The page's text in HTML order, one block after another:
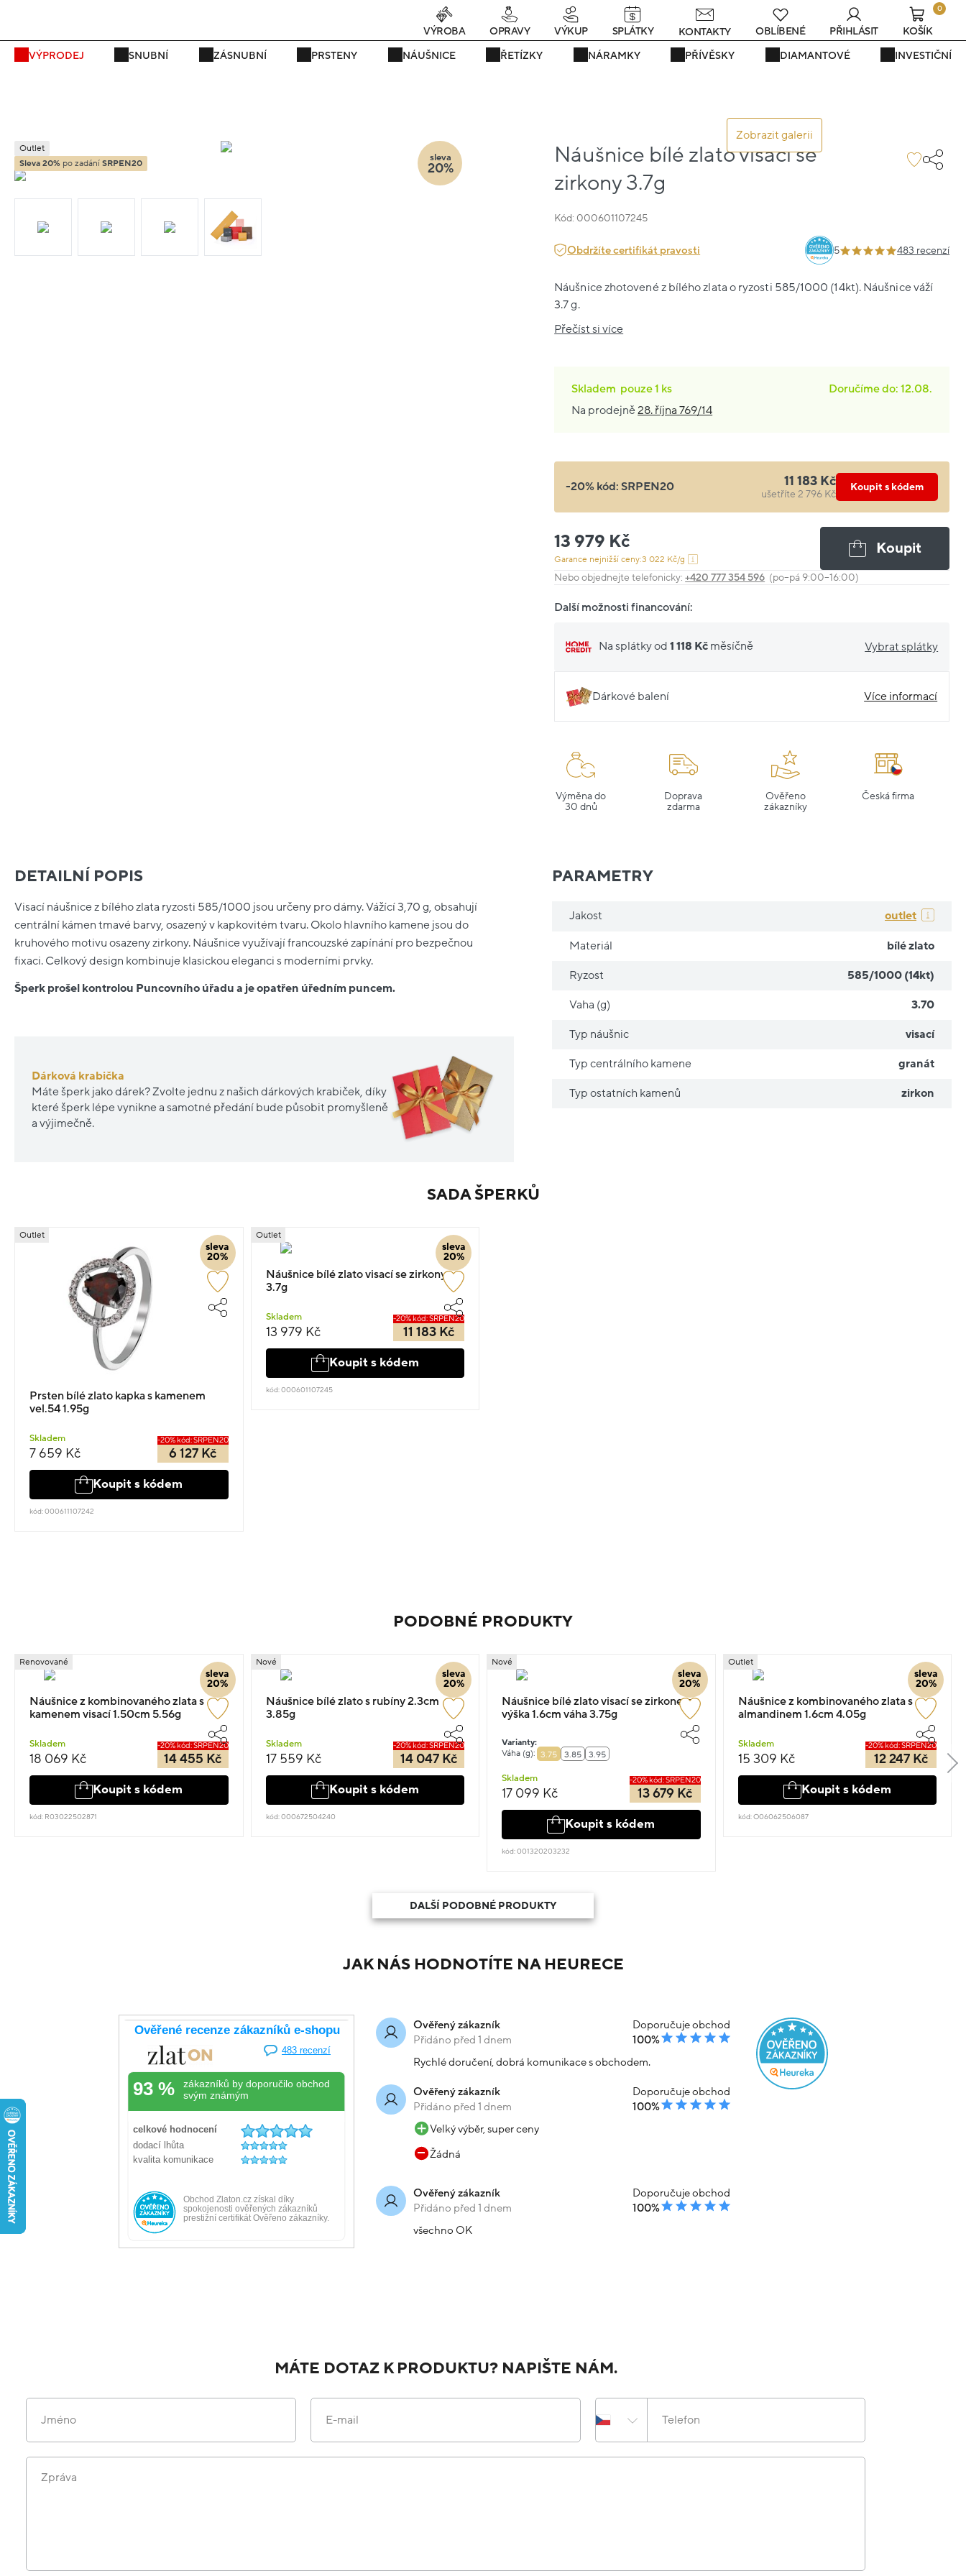
Právě teď! - 20 % na vše! Kód: SRPEN20 23 dní : 10h : 56m : 44s
VÝPRODEJ SNUBNÍ ZÁSNUBNÍ PRSTENY NÁUŠNICE ŘETÍZKY NÁRAMKY PŘÍVĚSKY DIAMANTOVÉ INVESTIČNÍ
VÝROBA OPRAVY VÝKUP SPLÁTKY KONTAKTY OBLÍBENÉ PŘIHLÁSIT
0
KOŠÍK
Zobrazit galerii
Náušnice bílé zlato visací se
zirkony 3.7g
Kód: 000601107245
Outlet
Sleva 20% po zadání SRPEN20
sleva
20%
Obdržíte certifikát pravosti 5 483 recenzí
Náušnice zhotovené z bílého zlata o ryzosti 585/1000 (14kt). Náušnice váží
3.7 g.
Přečíst si více
Skladem pouze1 ks
Doručíme do: 12.08.
Na prodejně28. října 769/14
-20% kód:SRPEN20 11 183 Kč
ušetříte 2 796 Kč
Koupit s kódem
13 979 Kč
Garance nejnižší ceny:3 022 Kč/g
Koupit
Nebo objednejte telefonicky:+420 777 354 596 (po–pá 9:00–16:00)
Další možnosti financování:
Na splátky od1 118 Kč měsíčně Vybrat splátky
Dárkové balení Více informací
Výměna do
30 dnů
Doprava
zdarma
Ověřeno
zákazníky
Česká firma
DETAILNÍ POPIS
Visací náušnice z bílého zlata ryzosti 585/1000 jsou určeny pro dámy. Vážící 3,70 g, obsahují
centrální kámen tmavé barvy, osazený v kapkovitém tvaru. Okolo hlavního kamene jsou do
kruhového motivu osazeny zirkony. Náušnice využívají francouzské zapínání pro bezpečnou
fixaci. Celkový design kombinuje klasickou eleganci s moderními prvky.
Šperk prošel kontrolou Puncovního úřadu a je opatřen úředním puncem.
Dárková krabička
Máte šperk jako dárek? Zvolte jednu z našich dárkových krabiček, díky
které šperk lépe vynikne a samotné předání bude působit promyšleně
a výjimečně.
PARAMETRY
Jakost outlet
Materiál bílé zlato
Ryzost 585/1000 (14kt)
Vaha (g) 3.70
Typ náušnic visací
Typ centrálního kamene granát
Typ ostatních kamenů zirkon
SADA ŠPERKŮ
sleva
20%
Outlet
Prsten bílé zlato kapka s kamenem
vel.54 1.95g
Skladem
7 659 Kč
-20% kód: SRPEN20
6 127 Kč
Koupit s kódem
kód: 000611107242
sleva
20%
Outlet
Náušnice bílé zlato visací se zirkony
3.7g
Skladem
13 979 Kč
-20% kód: SRPEN20
11 183 Kč
Koupit s kódem
kód: 000601107245
PODOBNÉ PRODUKTY
sleva
20%
Renovované
Náušnice z kombinovaného zlata s
kamenem visací 1.50cm 5.56g
Skladem
18 069 Kč
-20% kód: SRPEN20
14 455 Kč
Koupit s kódem
kód: R03022502871
sleva
20%
Nové
Náušnice bílé zlato s rubíny 2.3cm
3.85g
Skladem
17 559 Kč
-20% kód: SRPEN20
14 047 Kč
Koupit s kódem
kód: 000672504240
sleva
20%
Nové
Náušnice bílé zlato visací se zirkonem
výška 1.6cm váha 3.75g
Varianty:
Váha (g):
3.75 3.85 3.95
Skladem
17 099 Kč
-20% kód: SRPEN20
13 679 Kč
Koupit s kódem
kód: 001320203232
sleva
20%
Outlet
Náušnice z kombinovaného zlata s
almandinem 1.6cm 4.05g
Skladem
15 309 Kč
-20% kód: SRPEN20
12 247 Kč
Koupit s kódem
kód: O06062506087
DALŠÍ PODOBNÉ PRODUKTY
JAK NÁS HODNOTÍTE NA HEURECE
Ověřený zákazník
Přidáno před 1 dnem
Doporučuje obchod
100%
Rychlé doručení, dobrá komunikace s obchodem.
Ověřený zákazník
Přidáno před 1 dnem
Doporučuje obchod
100%
Velký výběr, super ceny
Žádná
Ověřený zákazník
Přidáno před 1 dnem
Doporučuje obchod
100%
všechno OK
MÁTE DOTAZ K PRODUKTU? NAPIŠTE NÁM.
Jméno E-mail Telefon
Zpráva